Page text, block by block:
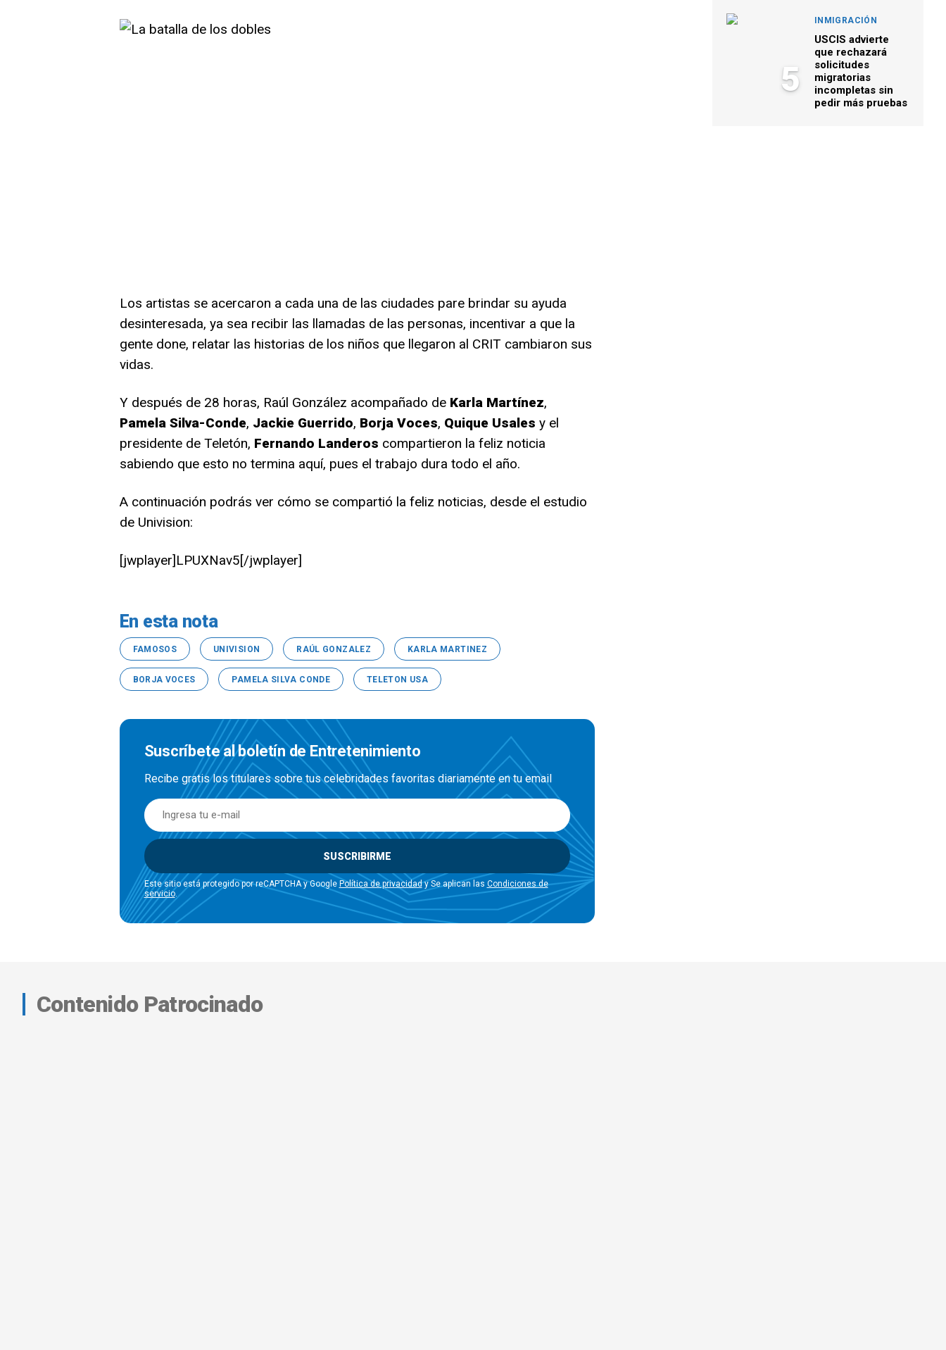
Los artistas se acercaron a cada una de las ciudades pare brindar su ayuda
desinteresada, ya sea recibir las llamadas de las personas, incentivar a que la
gente done, relatar las historias de los niños que llegaron al CRIT cambiaron sus
vidas.
Y después de 28 horas, Raúl González acompañado de Karla Martínez,
Pamela Silva-Conde, Jackie Guerrido, Borja Voces, Quique Usales y el
presidente de Teletón, Fernando Landeros compartieron la feliz noticia
sabiendo que esto no termina aquí, pues el trabajo dura todo el año.
A continuación podrás ver cómo se compartió la feliz noticias, desde el estudio
de Univision:
[jwplayer]LPUXNav5[/jwplayer]
En esta nota
FAMOSOS UNIVISION RAÚL GONZALEZ KARLA MARTINEZ
BORJA VOCES PAMELA SILVA CONDE TELETON USA
Suscríbete al boletín de Entretenimiento
Recibe gratis los titulares sobre tus celebridades favoritas diariamente en tu email
SUSCRIBIRME
Este sitio está protegido por reCAPTCHA y Google Política de privacidady Se aplican las Condiciones de
servicio.
5
INMIGRACIÓN
USCIS advierte
que rechazará
solicitudes
migratorias
incompletas sin
pedir más pruebas
Contenido Patrocinado